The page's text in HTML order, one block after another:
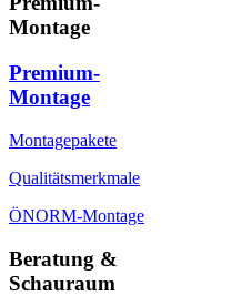
Montage
Premium-
Montage
Montagepakete
Qualitätsmerkmale
ÖNORM-Montage
Beratung &
Schauraum